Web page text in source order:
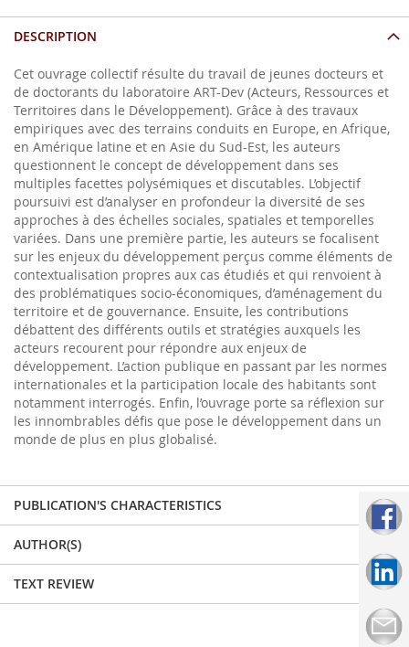
DESCRIPTION
Cet ouvrage collectif résulte du travail de jeunes docteurs et
de doctorants du laboratoire ART-Dev (Acteurs, Ressources et
Territoires dans le Développement). Grâce à des travaux
empiriques avec des terrains conduits en Europe, en Afrique,
en Amérique latine et en Asie du Sud-Est, les auteurs
questionnent le concept de développement dans ses
multiples facettes polysémiques et discutables. L’objectif
poursuivi est d’analyser en profondeur la diversité de ses
approches à des échelles sociales, spatiales et temporelles
variées. Dans une première partie, les auteurs se focalisent
sur les enjeux du développement perçus comme éléments de
contextualisation propres aux cas étudiés et qui renvoient à
des problématiques socio-économiques, d’aménagement du
territoire et de gouvernance. Ensuite, les contributions
débattent des différents outils et stratégies auxquels les
acteurs recourent pour répondre aux enjeux de
développement. L’action publique en passant par les normes
internationales et la participation locale des habitants sont
notamment interrogés. Enfin, l’ouvrage porte sa réflexion sur
les innombrables défis que pose le développement dans un
monde de plus en plus globalisé.
PUBLICATION'S CHARACTERISTICS
AUTHOR(S)
TEXT REVIEW